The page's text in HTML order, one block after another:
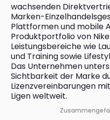
wachsenden
Marken-
Plattformen und mobile
Produktportfolio von
Leistungsbereiche wie
und Training sowie
Das Unternehmen
Sichtbarkeit der Marke
Lizenzvereinbarungen
Ligen weltweit.